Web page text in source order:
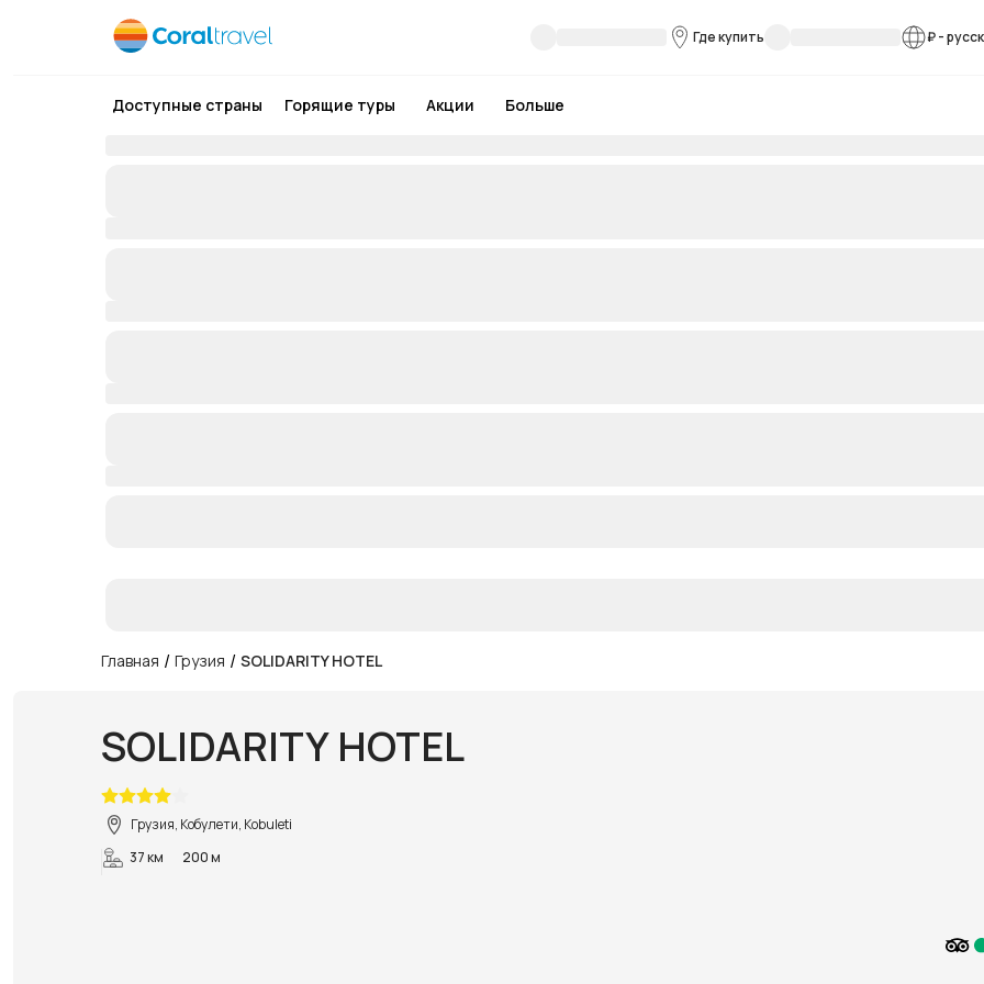
Где купить ₽-
Доступные страны Горящие туры Акции Больше
Главная / Грузия / SOLIDARITY HOTEL
SOLIDARITY HOTEL
Грузия, Кобулети, Kobuleti
37 км
200 м